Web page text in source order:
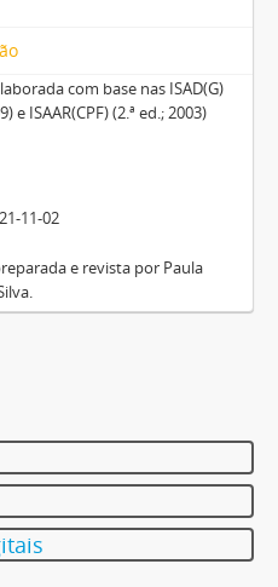
com base nas ISAD(G)
e ISAAR(CPF) (2.ª ed.; 2003)
11-02
e revista por Paula